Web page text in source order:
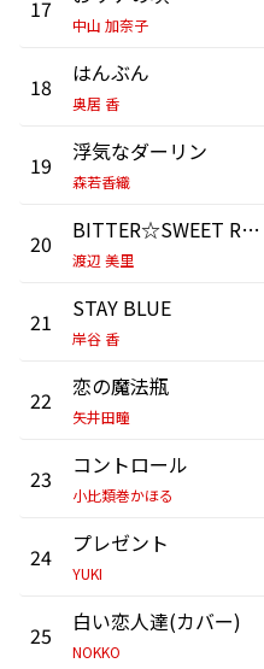
17
中山 加奈子
18 はんぶん
奥居 香
19 浮気なダーリン
森若香織
20 BITTER☆SWEET ROCK’N’ ROLL
渡辺 美里
21 STAY BLUE
岸谷 香
22 恋の魔法瓶
矢井田瞳
23 コントロール
小比類巻かほる
24 プレゼント
YUKI
25 白い恋人達(カバー)
NOKKO